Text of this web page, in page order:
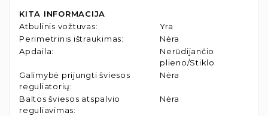
KITA INFORMACIJA
Atbulinis vožtuvas:
Yra
Perimetrinis ištraukimas:
Nėra
Apdaila:
Nerūdijančio
plieno/Stiklo
Galimybė prijungti šviesos
reguliatorių:
Nėra
Baltos šviesos atspalvio
reguliavimas:
Nėra